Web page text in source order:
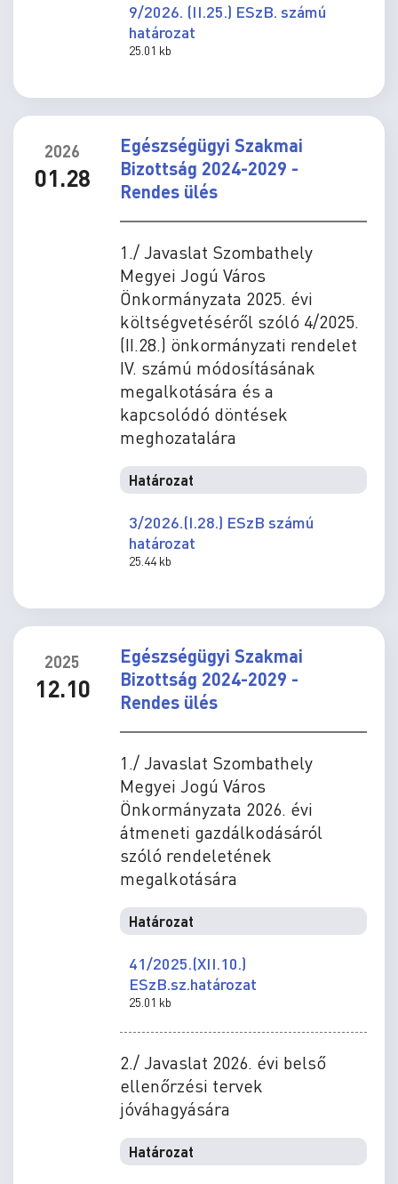
9/2026. (II.25.) ESzB. számú
határozat
25.01 kb
2026
01.28
Egészségügyi Szakmai
Bizottság 2024-2029 -
Rendes ülés
1./ Javaslat Szombathely
Megyei Jogú Város
Önkormányzata 2025. évi
költségvetéséről szóló 4/2025.
(II.28.) önkormányzati rendelet
IV. számú módosításának
megalkotására és a
kapcsolódó döntések
meghozatalára
Határozat
3/2026.(I.28.) ESzB számú
határozat
25.44 kb
2025
12.10
Egészségügyi Szakmai
Bizottság 2024-2029 -
Rendes ülés
1./ Javaslat Szombathely
Megyei Jogú Város
Önkormányzata 2026. évi
átmeneti gazdálkodásáról
szóló rendeletének
megalkotására
Határozat
41/2025.(XII.10.)
ESzB.sz.határozat
25.01 kb
2./ Javaslat 2026. évi belső
ellenőrzési tervek
jóváhagyására
Határozat